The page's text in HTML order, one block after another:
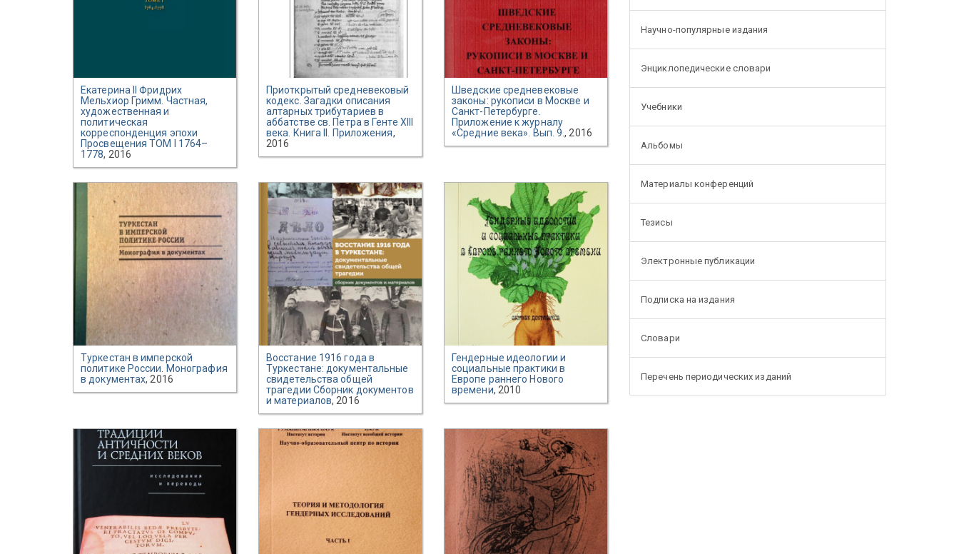
Екатерина II Фридрих
Мельхиор Гримм. Частная,
художественная и
политическая
корреспонденция эпохи
Просвещения ТОМ I 1764–
1778, 2016
Приоткрытый средневековый
кодекс. Загадки описания
алтарных трибутариев в
аббатстве св. Петра в Генте XIII
века. Книга II. Приложения,
2016
Шведские средневековые
законы: рукописи в Москве и
Санкт-Петербурге.
Приложение к журналу
«Средние века». Вып. 9., 2016
Туркестан в имперской
политике России. Монография
в документах, 2016
Восстание 1916 года в
Туркестане: документальные
свидетельства общей
трагедии Сборник документов
и материалов, 2016
Гендерные идеологии и
социальные практики в
Европе раннего Нового
времени, 2010
Научно-популярные издания
Энциклопедические словари
Учебники
Альбомы
Материалы конференций
Тезисы
Электронные публикации
Подписка на издания
Словари
Перечень периодических изданий